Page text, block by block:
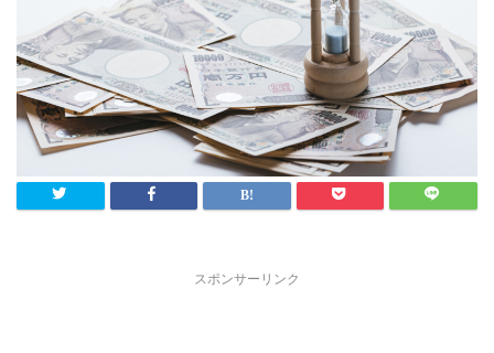
スポンサーリンク